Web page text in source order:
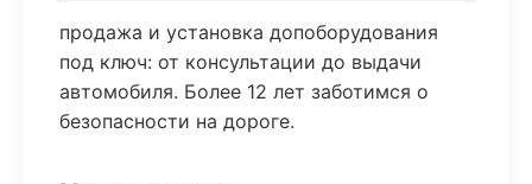
продажа и установка допоборудования
под ключ: от консультации до выдачи
автомобиля. Более 12 лет заботимся о
безопасности на дороге.